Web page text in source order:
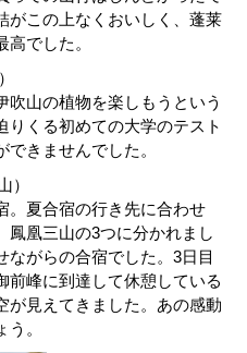
がこの上なくおいしく、蓬莱
でした。
山の植物を楽しもうという
りくる初めての大学のテスト
きませんでした。
）
。夏合宿の行き先に合わせ
鳳凰三山の3つに分かれまし
ながらの合宿でした。3日目
前峰に到達して休憩している
が見えてきました。あの感動
。